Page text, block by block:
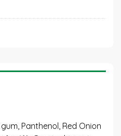
Panthenol, Red Onion